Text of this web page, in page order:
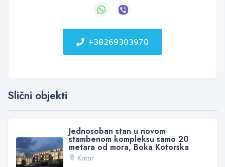
+38269303970
Slični objekti
Jednosoban stan u novom
stambenom kompleksu samo 20
metara od mora, Boka Kotorska
Kotor